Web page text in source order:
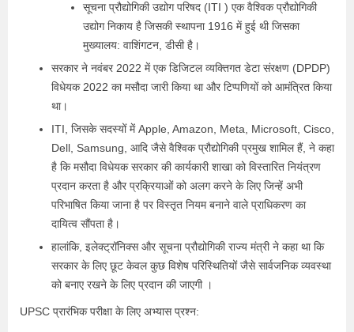
सूचना प्रौद्योगिकी उद्योग परिषद (ITI ) एक वैश्विक प्रौद्योगिकी
उद्योग निकाय है जिसकी स्थापना 1916 में हुई थी जिसका
मुख्यालय: वाशिंगटन, डीसी है।
सरकार ने नवंबर 2022 में एक डिजिटल व्यक्तिगत डेटा संरक्षण (DPDP)
विधेयक 2022 का मसौदा जारी किया था और टिप्पणियों को आमंत्रित किया
था।
ITI, जिसके सदस्यों में Apple, Amazon, Meta, Microsoft, Cisco,
Dell, Samsung, आदि जैसे वैश्विक प्रौद्योगिकी प्रमुख शामिल हैं, ने कहा
है कि मसौदा विधेयक सरकार की कार्यकारी शाखा को विस्तारित नियंत्रण
प्रदान करता है और प्रक्रियाओं को अलग करने के लिए जिन्हें अभी
परिभाषित किया जाना है पर विस्तृत नियम बनाने वाले प्राधिकरण का
दायित्व सौंपता है।
हालांकि, इलेक्ट्रॉनिक्स और सूचना प्रौद्योगिकी राज्य मंत्री ने कहा था कि
सरकार के लिए छूट केवल कुछ विशेष परिस्थितियों जैसे सार्वजनिक व्यवस्था
को बनाए रखने के लिए प्रदान की जाएगी ।
UPSC प्रारंभिक परीक्षा के लिए अभ्यास प्रश्न: